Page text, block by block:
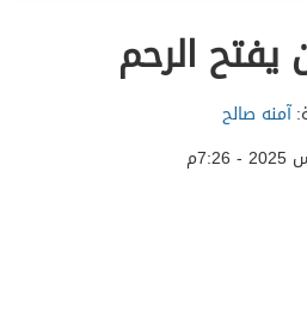
الرحم
آمنه صالح